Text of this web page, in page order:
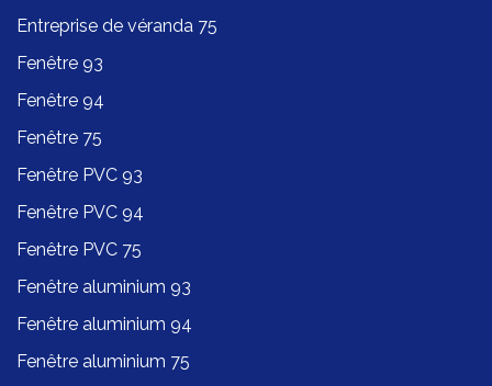
Entreprise de véranda 75
Fenêtre 93
Fenêtre 94
Fenêtre 75
Fenêtre PVC 93
Fenêtre PVC 94
Fenêtre PVC 75
Fenêtre aluminium 93
Fenêtre aluminium 94
Fenêtre aluminium 75